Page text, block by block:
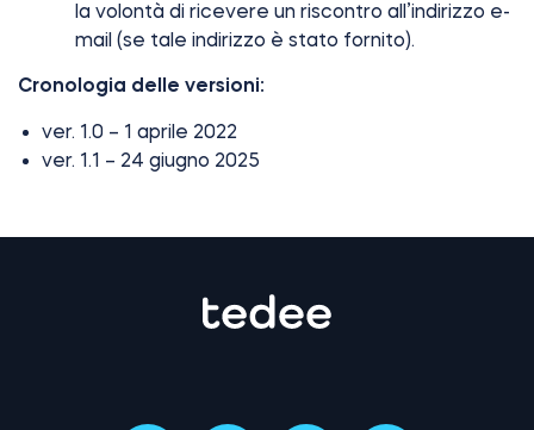
la volontà di ricevere un riscontro all’indirizzo e-
mail (se tale indirizzo è stato fornito).
Cronologia delle versioni:
ver. 1.0 – 1 aprile 2022
ver. 1.1 – 24 giugno 2025